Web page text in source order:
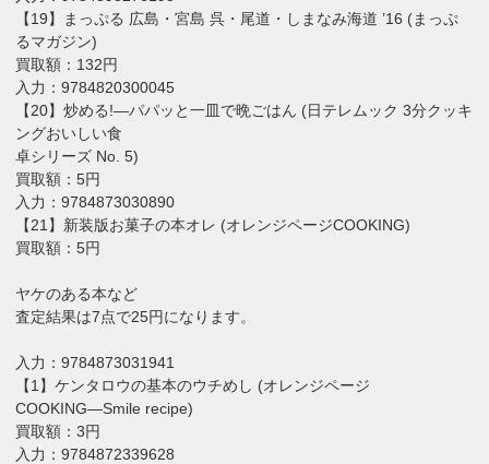
【19】まっぷる 広島・宮島 呉・尾道・しまなみ海道 ’16 (まっぷ
るマガジン)
買取額：132円
入力：9784820300045
【20】炒める!―パパッと一皿で晩ごはん (日テレムック 3分クッキ
ングおいしい食
卓シリーズ No. 5)
買取額：5円
入力：9784873030890
【21】新装版お菓子の本オレ (オレンジページCOOKING)
買取額：5円
ヤケのある本など
査定結果は7点で25円になります。
入力：9784873031941
【1】ケンタロウの基本のウチめし (オレンジページ
COOKING―Smile recipe)
買取額：3円
入力：9784872339628